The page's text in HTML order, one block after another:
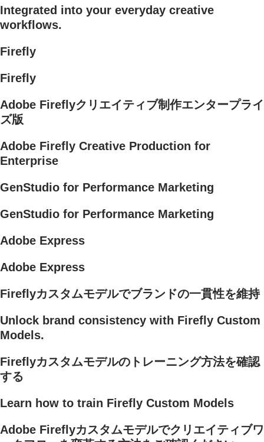
Integrated into your everyday creative
workflows.
Firefly
Firefly
Adobe Fireflyクリエイティブ制作エンタープライ
ズ版
Adobe Firefly Creative Production for
Enterprise
GenStudio for Performance Marketing
GenStudio for Performance Marketing
Adobe Express
Adobe Express
Fireflyカスタムモデルでブランドの一貫性を維持
Unlock brand consistency with Firefly Custom
Models.
Fireflyカスタムモデルのトレーニング方法を確認
する
Learn how to train Firefly Custom Models
Adobe Fireflyカスタムモデルでクリエイティブワ